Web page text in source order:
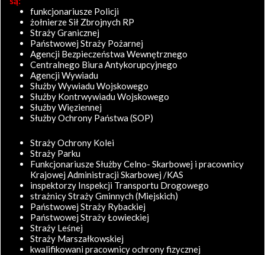
funkcjonariusze Policji
żołnierze Sił Zbrojnych RP
Straży Granicznej
Państwowej Straży Pożarnej
Agencji Bezpieczeństwa Wewnętrznego
Centralnego Biura Antykorupcyjnego
Agencji Wywiadu
Służby Wywiadu Wojskowego
Służby Kontrwywiadu Wojskowego
Służby Więziennej
Służby Ochrony Państwa (SOP)
Straży Ochrony Kolei
Straży Parku
Funkcjonariusze Służby Celno- Skarbowej i pracownicy
Krajowej Administracji Skarbowej /KAS
inspektorzy Inspekcji Transportu Drogowego
strażnicy Straży Gminnych (Miejskich)
Państwowej Straży Rybackiej
Państwowej Straży Łowieckiej
Straży Leśnej
Straży Marszałkowskiej
kwalifikowani pracownicy ochrony fizycznej